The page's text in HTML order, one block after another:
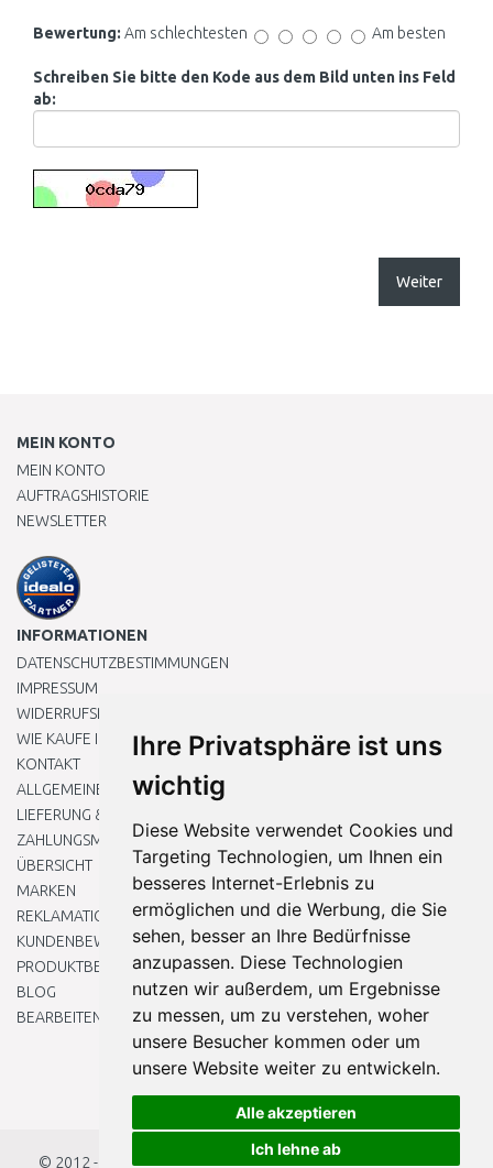
Ihre Privatsphäre ist uns
wichtig
Diese Website verwendet Cookies und
Targeting Technologien, um Ihnen ein
besseres Internet-Erlebnis zu
ermöglichen und die Werbung, die Sie
sehen, besser an Ihre Bedürfnisse
anzupassen. Diese Technologien
nutzen wir außerdem, um Ergebnisse
zu messen, um zu verstehen, woher
unsere Besucher kommen oder um
unsere Website weiter zu entwickeln.
Alle akzeptieren
Ich lehne ab
Bewertung: Am schlechtesten Am besten
Schreiben Sie bitte den Kode aus dem Bild unten ins Feld
ab:
Weiter
MEIN KONTO
MEIN KONTO
AUFTRAGSHISTORIE
NEWSLETTER
INFORMATIONEN
DATENSCHUTZBESTIMMUNGEN
IMPRESSUM
WIDERRUFSRECHT
WIE KAUFE ICH EIN?
KONTAKT
ALLGEMEINEN GESCHÄFTSBEDINGUNGEN
LIEFERUNG & ZAHLUNG
ZAHLUNGSMETHODEN
ÜBERSICHT
MARKEN
REKLAMATIONEN UND RETOUREN
KUNDENBEWERTUNG
PRODUKTBEWERTUNG
BLOG
BEARBEITEN SIE MEINE COOKIE-EINSTELLUNGEN
© 2012 - 2026Baumarkteu.at